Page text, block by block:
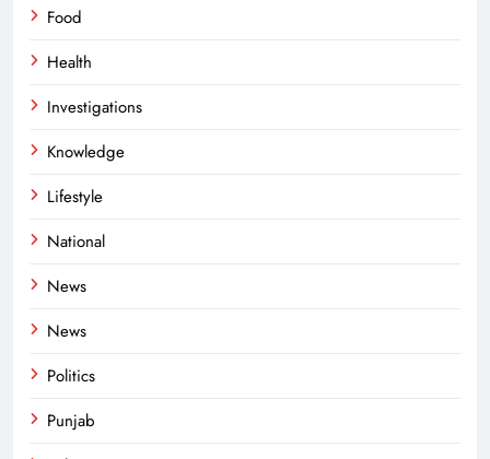
Food
Health
Investigations
Knowledge
Lifestyle
National
News
News
Politics
Punjab